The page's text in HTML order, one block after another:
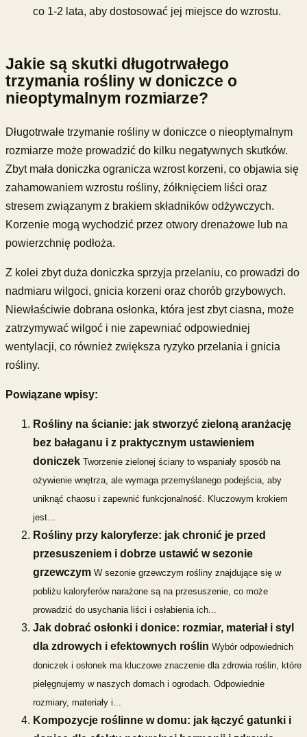
co 1-2 lata, aby dostosować jej miejsce do wzrostu.
Jakie są skutki długotrwałego
trzymania rośliny w doniczce o
nieoptymalnym rozmiarze?
Długotrwałe trzymanie rośliny w doniczce o nieoptymalnym
rozmiarze może prowadzić do kilku negatywnych skutków.
Zbyt mała doniczka ogranicza wzrost korzeni, co objawia się
zahamowaniem wzrostu rośliny, żółknięciem liści oraz
stresem związanym z brakiem składników odżywczych.
Korzenie mogą wychodzić przez otwory drenażowe lub na
powierzchnię podłoża.
Z kolei zbyt duża doniczka sprzyja przelaniu, co prowadzi do
nadmiaru wilgoci, gnicia korzeni oraz chorób grzybowych.
Niewłaściwie dobrana osłonka, która jest zbyt ciasna, może
zatrzymywać wilgoć i nie zapewniać odpowiedniej
wentylacji, co również zwiększa ryzyko przelania i gnicia
rośliny.
Powiązane wpisy:
Rośliny na ścianie: jak stworzyć zieloną aranżację
bez bałaganu i z praktycznym ustawieniem
doniczek Tworzenie zielonej ściany to wspaniały sposób na
ożywienie wnętrza, ale wymaga przemyślanego podejścia, aby
uniknąć chaosu i zapewnić funkcjonalność. Kluczowym krokiem
jest...
Rośliny przy kaloryferze: jak chronić je przed
przesuszeniem i dobrze ustawić w sezonie
grzewczym W sezonie grzewczym rośliny znajdujące się w
pobliżu kaloryferów narażone są na przesuszenie, co może
prowadzić do usychania liści i osłabienia ich...
Jak dobrać osłonki i donice: rozmiar, materiał i styl
dla zdrowych i efektownych roślin Wybór odpowiednich
doniczek i osłonek ma kluczowe znaczenie dla zdrowia roślin, które
pielęgnujemy w naszych domach i ogrodach. Odpowiednie
rozmiary, materiały i...
Kompozycje roślinne w domu: jak łączyć gatunki i